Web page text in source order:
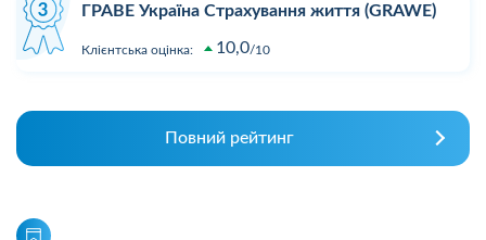
ГРАВЕ Україна Страхування життя (GRAWE)
Клієнтська оцінка: 10,0 10
Повний рейтинг